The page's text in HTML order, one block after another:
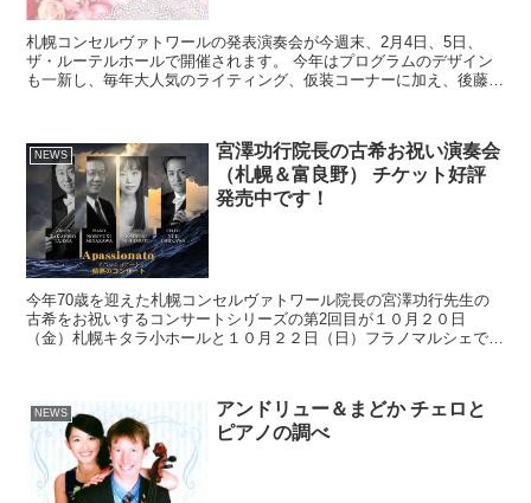
札幌コンセルヴァトワールの発表演奏会が今週末、2月4日、5日、
ザ・ルーテルホールで開催されます。 今年はプログラムのデザイン
も一新し、毎年大人気のライティング、仮装コーナーに加え、後藤絵
NEWS
宮澤功行院長の古希お祝い演奏会
（札幌＆富良野） チケット好評
発売中です！
今年70歳を迎えた札幌コンセルヴァトワール院長の宮澤功行先生の
古希をお祝いするコンサートシリーズの第2回目が１０月２０日
（金）札幌キタラ小ホールと１０月２２日（日）フラノマルシェで開
NEWS
アンドリュー＆まどか チェロと
ピアノの調べ